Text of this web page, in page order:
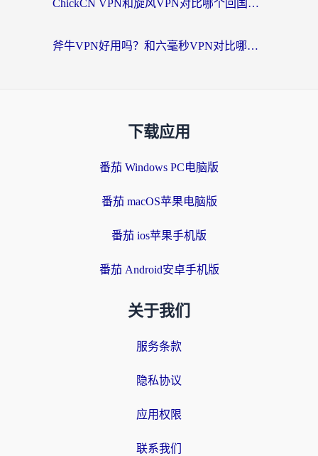
ChickCN VPN和旋风VPN对比哪个回国效果更好？海外党实测回国内网神器指南
斧牛VPN好用吗？和六毫秒VPN对比哪个回国效果更好？海外党亲测实用指南
下载应用
番茄 Windows PC电脑版
番茄 macOS苹果电脑版
番茄 ios苹果手机版
番茄 Android安卓手机版
关于我们
服务条款
隐私协议
应用权限
联系我们